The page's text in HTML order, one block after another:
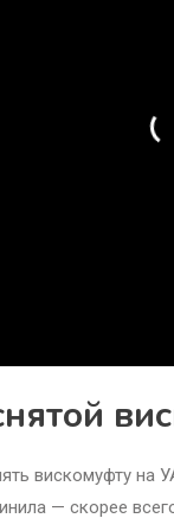
вискомуфту на
— скорее